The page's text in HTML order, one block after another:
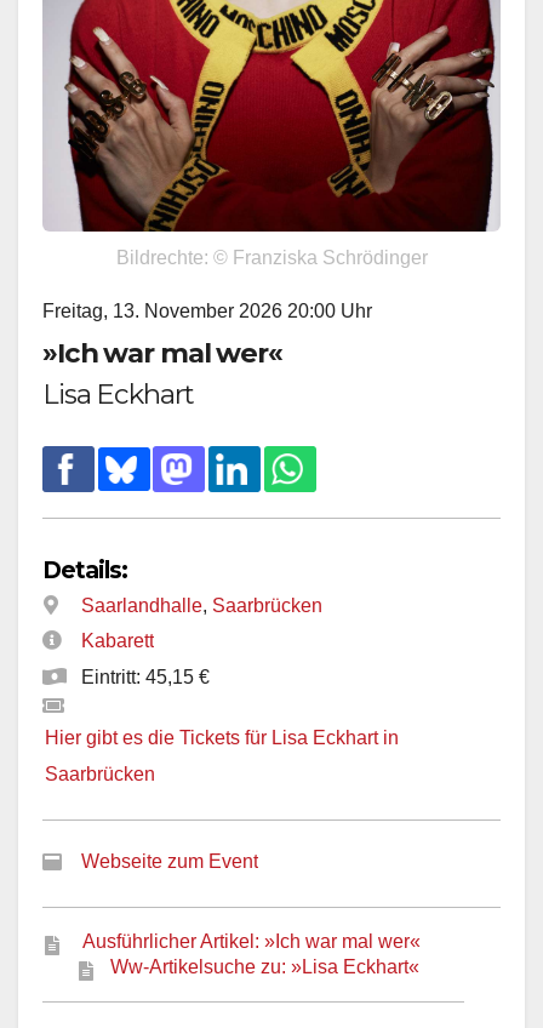
Bildrechte: © Franziska Schrödinger
Freitag, 13. November 2026 20:00 Uhr
»Ich war mal wer«
Lisa Eckhart
Details:
Saarlandhalle, Saarbrücken
Kabarett
Eintritt: 45,15 €
Hier gibt es die Tickets für Lisa Eckhart in
Saarbrücken
Webseite zum Event
Ausführlicher Artikel: »Ich war mal wer«
Ww-Artikelsuche zu: »Lisa Eckhart«